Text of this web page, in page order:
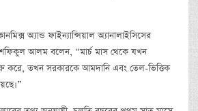
অ্যান্ড ফাইন্যান্সিয়াল অ্যানালাইসিসের
শফিকুল আলম বলেন, “মার্চ মাস থেকে যখন
করে, তখন সরকারকে আমদানি এবং তেল-ভিত্তিক